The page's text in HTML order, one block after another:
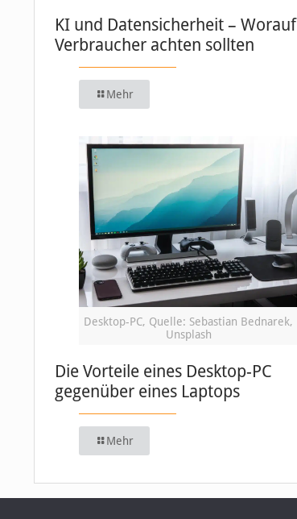
KI und Datensicherheit – Worauf
Verbraucher achten sollten
Mehr
Desktop-PC, Quelle: Sebastian Bednarek,
Unsplash
Die Vorteile eines Desktop-PC
gegenüber eines Laptops
Mehr